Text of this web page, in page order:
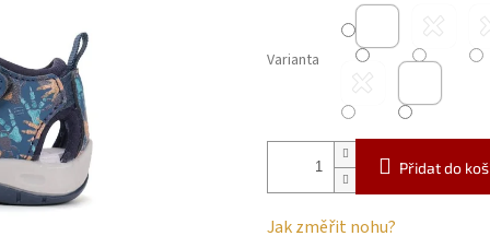
Varianta
Přidat do
Jak změřit nohu?